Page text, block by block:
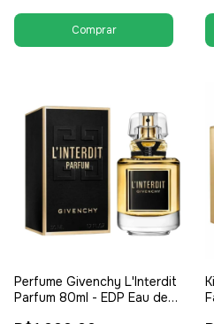
Perfume Givenchy L'Interdit
Parfum 80ml - EDP Eau de